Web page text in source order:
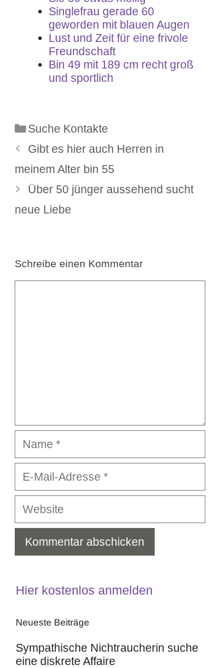
Singlefrau gerade 60
geworden mit blauen Augen
Lust und Zeit für eine frivole
Freundschaft
Bin 49 mit 189 cm recht groß
und sportlich
Kategorien
Suche Kontakte
Gibt es hier auch Herren in
meinem Alter bin 55
Über 50 jünger aussehend sucht
neue Liebe
Schreibe einen Kommentar
Mail-
Adresse
Hier kostenlos anmelden
Neueste Beiträge
Sympathische Nichtraucherin suche
eine diskrete Affaire